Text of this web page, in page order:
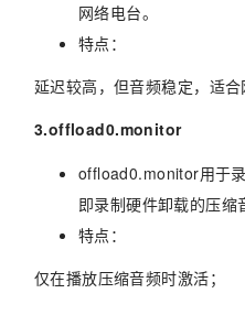
网络电台。
特点：
延迟较高，但音频稳定，适合
3.offload0.monitor
offload0.monitor用于
即录制硬件卸载的压缩
特点：
仅在播放压缩音频时激活；